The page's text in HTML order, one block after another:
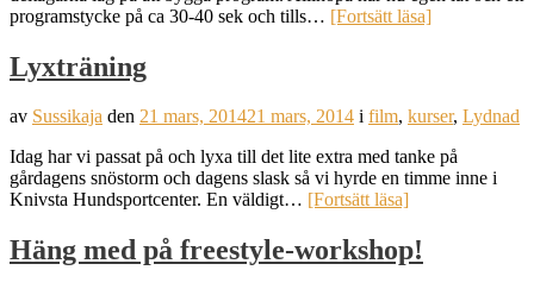
programstycke på ca 30-40 sek och tills… [Fortsätt läsa]
Lyxträning
av Sussikaja den 21 mars, 201421 mars, 2014 i film, kurser, Lydnad
Idag har vi passat på och lyxa till det lite extra med tanke på
gårdagens snöstorm och dagens slask så vi hyrde en timme inne i
Knivsta Hundsportcenter. En väldigt… [Fortsätt läsa]
Häng med på freestyle-workshop!